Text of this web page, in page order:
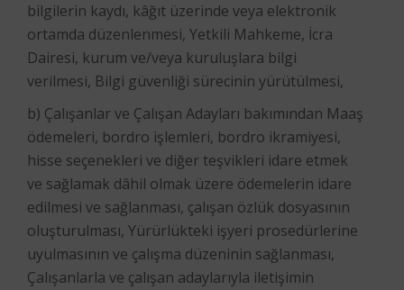
bilgilerin kaydı, kâğıt üzerinde veya elektronik
ortamda düzenlenmesi, Yetkili Mahkeme, İcra
Dairesi, kurum ve/veya kuruluşlara bilgi
verilmesi, Bilgi güvenliği sürecinin yürütülmesi,
b) Çalışanlar ve Çalışan Adayları bakımından Maaş
ödemeleri, bordro işlemleri, bordro ikramiyesi,
hisse seçenekleri ve diğer teşvikleri idare etmek
ve sağlamak dâhil olmak üzere ödemelerin idare
edilmesi ve sağlanması, çalışan özlük dosyasının
oluşturulması, Yürürlükteki işyeri prosedürlerine
uyulmasının ve çalışma düzeninin sağlanması,
Çalışanlarla ve çalışan adaylarıyla iletişimin